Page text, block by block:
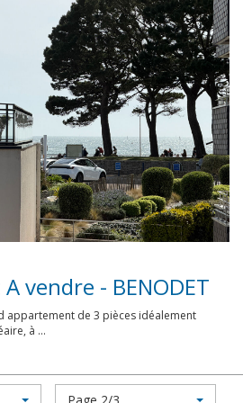
vendre - BENODET
appartement de 3 pièces idéalement
à ...
Page 2/3